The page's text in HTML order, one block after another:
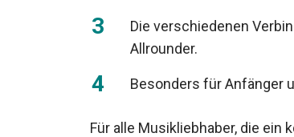
Die verschiedenen
Allrounder.
Besonders für Anfänger
Für alle Musikliebhaber, die